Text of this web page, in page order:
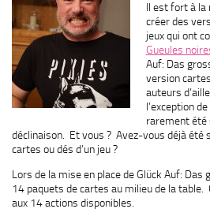
Il est fort à la
créer des
jeux qui ont
Gueules
Auf: Das
version
auteurs
l’exception de
rarement été
déclinaison. Et vous ? Avez-vous déjà été
cartes ou dés d’un jeu ?
Lors de la mise en place de Glück Auf:
14 paquets de cartes au milieu de la
aux 14 actions disponibles.